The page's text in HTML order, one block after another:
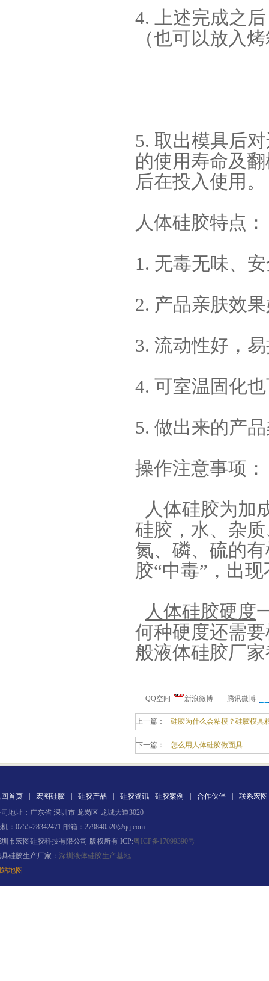
注射硅胶
4. 上述完成之
（也可以放入
5. 取出模具后
的使用寿命及
后在投入使用。
人体硅胶特点：
1. 无毒无味、
2. 产品亲肤效
3. 流动性好，
4. 可室温固化
5. 做出来的产
操作注意事项：
人体硅胶为加
硅胶，水、杂
氮、磷、硫的
胶“中毒”，出
人体硅胶硬度
何种硬度还需
般液体硅胶厂
QQ空间 新浪微博 腾讯微博
上一篇： 硅胶为什么会粘模？硅胶模具
下一篇： 怎么用人体硅胶做面具
首页 宏图硅胶 硅胶产品 硅胶资讯 硅胶案例 合作伙伴
联系宏图
地址：广东省 深圳市 龙岗区 龙城大道3020
：0755-28342471 邮箱：279840520@qq.com
市宏图硅胶科技有限公司 版权所有 ICP:粤ICP备17099390号
硅胶生产厂家： 深圳液体硅胶生产基地
地图